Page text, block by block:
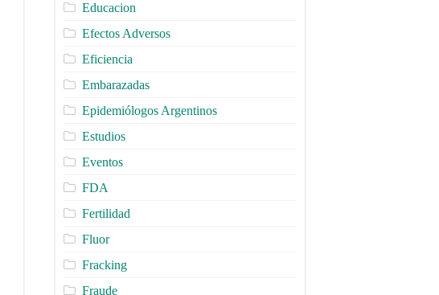
Educacion
Efectos Adversos
Eficiencia
Embarazadas
Epidemiólogos Argentinos
Estudios
Eventos
FDA
Fertilidad
Fluor
Fracking
Fraude